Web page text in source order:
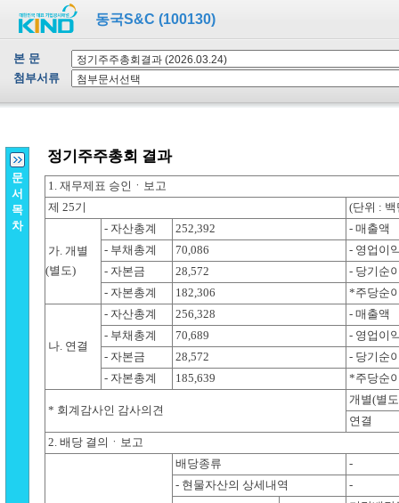
동국S&C (100130)
본 문
첨부서류
문
서
목
차